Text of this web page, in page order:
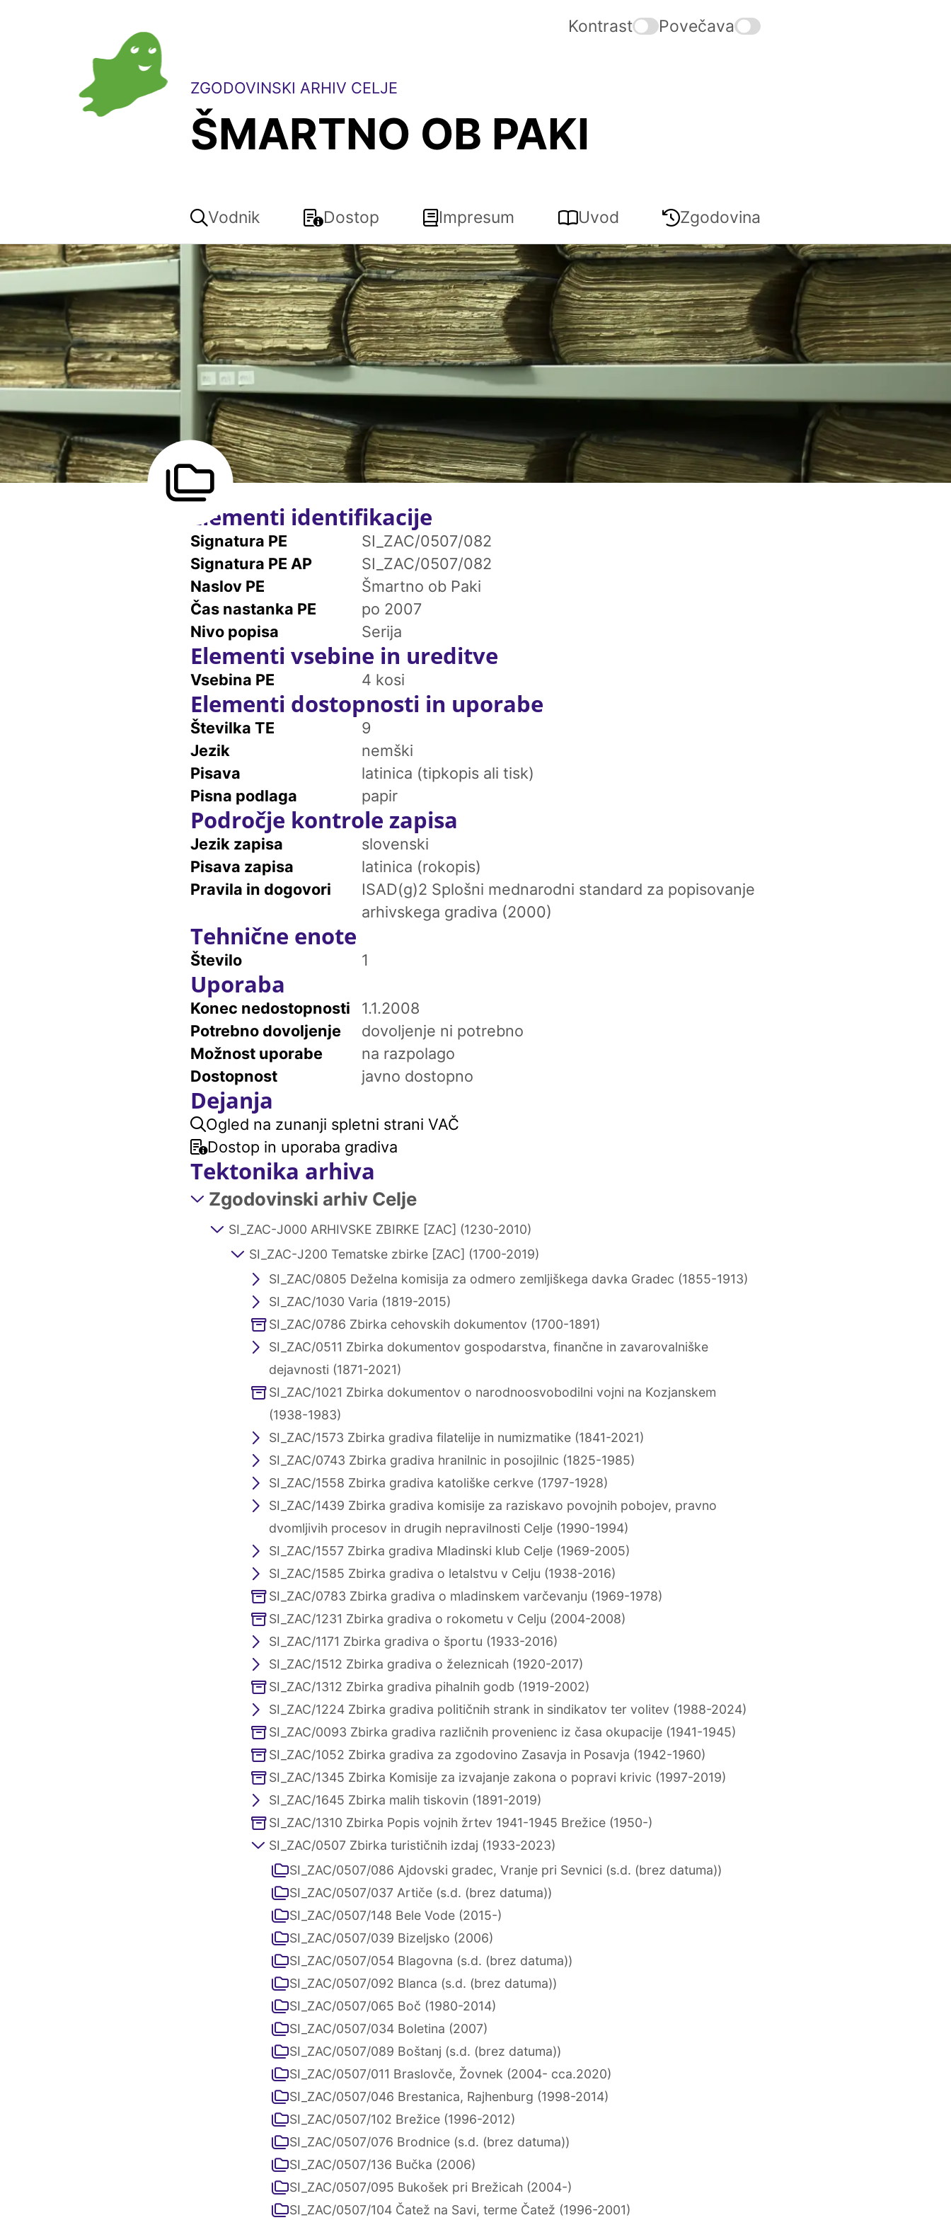
Kontrast Povečava
ZGODOVINSKI ARHIV CELJE
ŠMARTNO OB PAKI
Vodnik Dostop Impresum Uvod Zgodovina
Elementi identifikacije
Signatura PE
SI_ZAC/0507/082
Signatura PE AP
SI_ZAC/0507/082
Naslov PE
Šmartno ob Paki
Čas nastanka PE
po 2007
Nivo popisa
Serija
Elementi vsebine in ureditve
Vsebina PE 4 kosi
Elementi dostopnosti in uporabe
Številka TE
9
Jezik
nemški
Pisava
latinica (tipkopis ali tisk)
Pisna podlaga
papir
Področje kontrole zapisa
Jezik zapisa
slovenski
Pisava zapisa
latinica (rokopis)
Pravila in dogovori
ISAD(g)2 Splošni mednarodni standard za popisovanje
arhivskega gradiva (2000)
Tehnične enote
Število 1
Uporaba
Konec nedostopnosti
1.1.2008
Potrebno dovoljenje
dovoljenje ni potrebno
Možnost uporabe
na razpolago
Dostopnost
javno dostopno
Dejanja
Ogled na zunanji spletni strani VAČ
Dostop in uporaba gradiva
Tektonika arhiva
Zgodovinski arhiv Celje
SI_ZAC-J000 ARHIVSKE ZBIRKE [ZAC] (1230-2010)
SI_ZAC-J200 Tematske zbirke [ZAC] (1700-2019)
SI_ZAC/0805 Deželna komisija za odmero zemljiškega davka Gradec (1855-1913)
SI_ZAC/1030 Varia (1819-2015)
SI_ZAC/0786 Zbirka cehovskih dokumentov (1700-1891)
SI_ZAC/0511 Zbirka dokumentov gospodarstva, finančne in zavarovalniške
dejavnosti (1871-2021)
SI_ZAC/1021 Zbirka dokumentov o narodnoosvobodilni vojni na Kozjanskem
(1938-1983)
SI_ZAC/1573 Zbirka gradiva filatelije in numizmatike (1841-2021)
SI_ZAC/0743 Zbirka gradiva hranilnic in posojilnic (1825-1985)
SI_ZAC/1558 Zbirka gradiva katoliške cerkve (1797-1928)
SI_ZAC/1439 Zbirka gradiva komisije za raziskavo povojnih pobojev, pravno
dvomljivih procesov in drugih nepravilnosti Celje (1990-1994)
SI_ZAC/1557 Zbirka gradiva Mladinski klub Celje (1969-2005)
SI_ZAC/1585 Zbirka gradiva o letalstvu v Celju (1938-2016)
SI_ZAC/0783 Zbirka gradiva o mladinskem varčevanju (1969-1978)
SI_ZAC/1231 Zbirka gradiva o rokometu v Celju (2004-2008)
SI_ZAC/1171 Zbirka gradiva o športu (1933-2016)
SI_ZAC/1512 Zbirka gradiva o železnicah (1920-2017)
SI_ZAC/1312 Zbirka gradiva pihalnih godb (1919-2002)
SI_ZAC/1224 Zbirka gradiva političnih strank in sindikatov ter volitev (1988-2024)
SI_ZAC/0093 Zbirka gradiva različnih provenienc iz časa okupacije (1941-1945)
SI_ZAC/1052 Zbirka gradiva za zgodovino Zasavja in Posavja (1942-1960)
SI_ZAC/1345 Zbirka Komisije za izvajanje zakona o popravi krivic (1997-2019)
SI_ZAC/1645 Zbirka malih tiskovin (1891-2019)
SI_ZAC/1310 Zbirka Popis vojnih žrtev 1941-1945 Brežice (1950-)
SI_ZAC/0507 Zbirka turističnih izdaj (1933-2023)
SI_ZAC/0507/086 Ajdovski gradec, Vranje pri Sevnici (s.d. (brez datuma))
SI_ZAC/0507/037 Artiče (s.d. (brez datuma))
SI_ZAC/0507/148 Bele Vode (2015-)
SI_ZAC/0507/039 Bizeljsko (2006)
SI_ZAC/0507/054 Blagovna (s.d. (brez datuma))
SI_ZAC/0507/092 Blanca (s.d. (brez datuma))
SI_ZAC/0507/065 Boč (1980-2014)
SI_ZAC/0507/034 Boletina (2007)
SI_ZAC/0507/089 Boštanj (s.d. (brez datuma))
SI_ZAC/0507/011 Braslovče, Žovnek (2004- cca.2020)
SI_ZAC/0507/046 Brestanica, Rajhenburg (1998-2014)
SI_ZAC/0507/102 Brežice (1996-2012)
SI_ZAC/0507/076 Brodnice (s.d. (brez datuma))
SI_ZAC/0507/136 Bučka (2006)
SI_ZAC/0507/095 Bukošek pri Brežicah (2004-)
SI_ZAC/0507/104 Čatež na Savi, terme Čatež (1996-2001)